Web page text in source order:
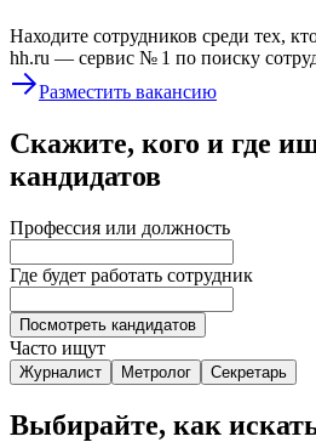
Находите сотрудников среди тех,
hh.ru — сервис № 1 по поиску
Разместить вакансию
Скажите, кого и где
кандидатов
Профессия или должность
Где будет работать сотрудник
Посмотреть кандидатов
Часто ищут
Журналист Метролог Секретарь
Выбирайте, как